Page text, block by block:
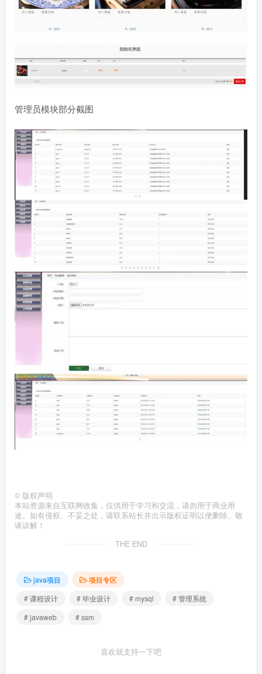
管理员模块部分截图
© 版权声明
本站资源来自互联网收集，仅供用于学习和交流，请勿用于商业用
途。如有侵权、不妥之处，请联系站长并出示版权证明以便删除。敬
请谅解！
THE END
java项目
项目专区
# 课程设计
# 毕业设计 # mysql
# 管理系统
# javaweb
# ssm
喜欢就支持一下吧